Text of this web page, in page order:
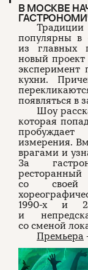
В МОСКВЕ
популярны
из главных
новый проект
кухни.
появляться в
Шоу
которая
измерения.
врагами и
За
со своей
1990-х и
и
со сменой
Премьера